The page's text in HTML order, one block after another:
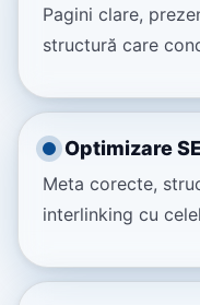
Pagini clare,
structură care
Optimizare
Meta corecte,
interlinking cu